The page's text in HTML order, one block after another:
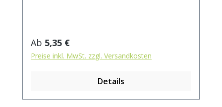
gleichmäßig gearbeitetem Blatt, gehaltvoll
und aromatisch im Geschmack.
Zubereitung: ca. 6g Tee mit 1L kochendem
Regulärer Preis:
Ab 5,35 €
Preise inkl. MwSt. zzgl. Versandkosten
Details